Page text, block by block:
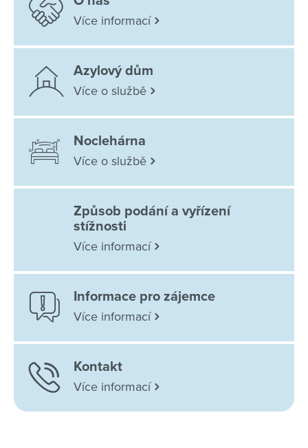
Více informací
Azylový dům
Více o službě
Noclehárna
Více o službě
Způsob podání a vyřízení
stížnosti
Více informací
Informace pro zájemce
Více informací
Kontakt
Více informací